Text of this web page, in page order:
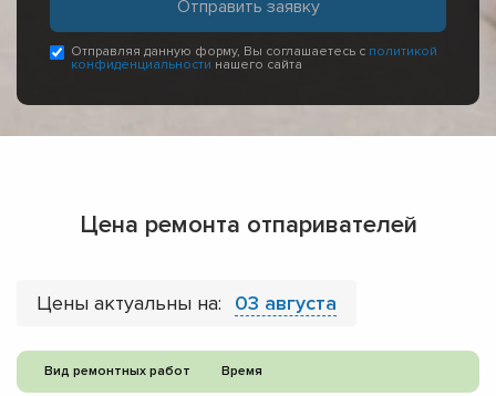
Отправляя данную форму, Вы соглашаетесь с политикой
конфиденциальности нашего сайта
Цена ремонта отпаривателей
Цены актуальны на: 03 августа
Вид ремонтных работ Время